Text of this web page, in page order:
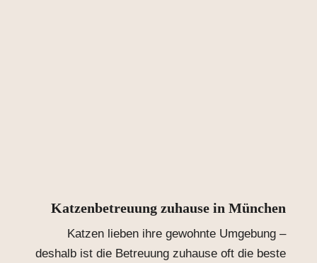
Katzenbetreuung zuhause in München
Katzen lieben ihre gewohnte Umgebung –
deshalb ist die Betreuung zuhause oft die beste